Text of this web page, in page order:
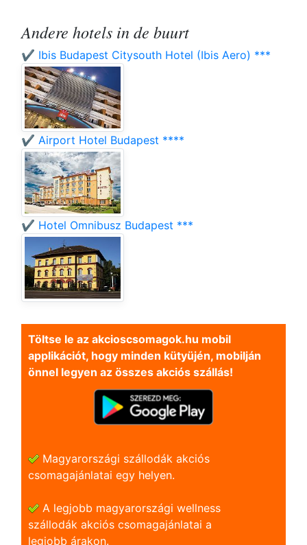
Andere hotels in de buurt
✔️ Ibis Budapest Citysouth Hotel (Ibis Aero) ***
✔️ Airport Hotel Budapest ****
✔️ Hotel Omnibusz Budapest ***
Töltse le az akcioscsomagok.hu mobil
applikációt, hogy minden kütyüjén, mobilján
önnel legyen az összes akciós szállás!
Magyarországi szállodák akciós
csomagajánlatai egy helyen.
A legjobb magyarországi wellness
szállodák akciós csomagajánlatai a
legjobb árakon.